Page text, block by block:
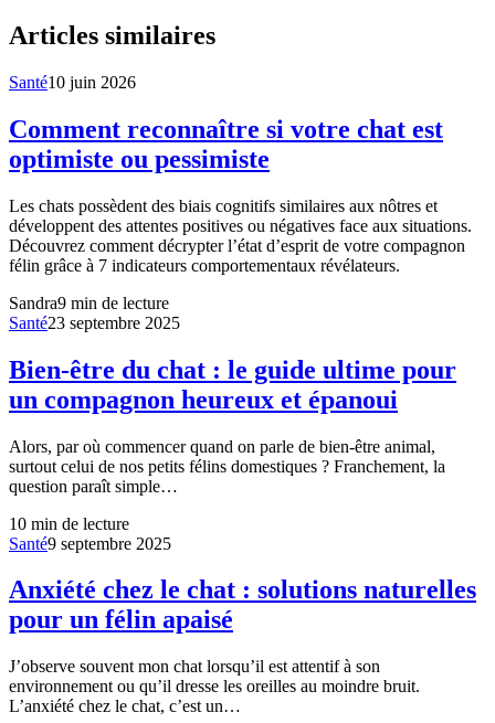
Articles similaires
Santé10 juin 2026
Comment reconnaître si votre chat est
optimiste ou pessimiste
Les chats possèdent des biais cognitifs similaires aux nôtres et
développent des attentes positives ou négatives face aux situations.
Découvrez comment décrypter l’état d’esprit de votre compagnon
félin grâce à 7 indicateurs comportementaux révélateurs.
Sandra9 min de lecture
Santé23 septembre 2025
Bien-être du chat : le guide ultime pour
un compagnon heureux et épanoui
Alors, par où commencer quand on parle de bien-être animal,
surtout celui de nos petits félins domestiques ? Franchement, la
question paraît simple…
10 min de lecture
Santé9 septembre 2025
Anxiété chez le chat : solutions naturelles
pour un félin apaisé
J’observe souvent mon chat lorsqu’il est attentif à son
environnement ou qu’il dresse les oreilles au moindre bruit.
L’anxiété chez le chat, c’est un…